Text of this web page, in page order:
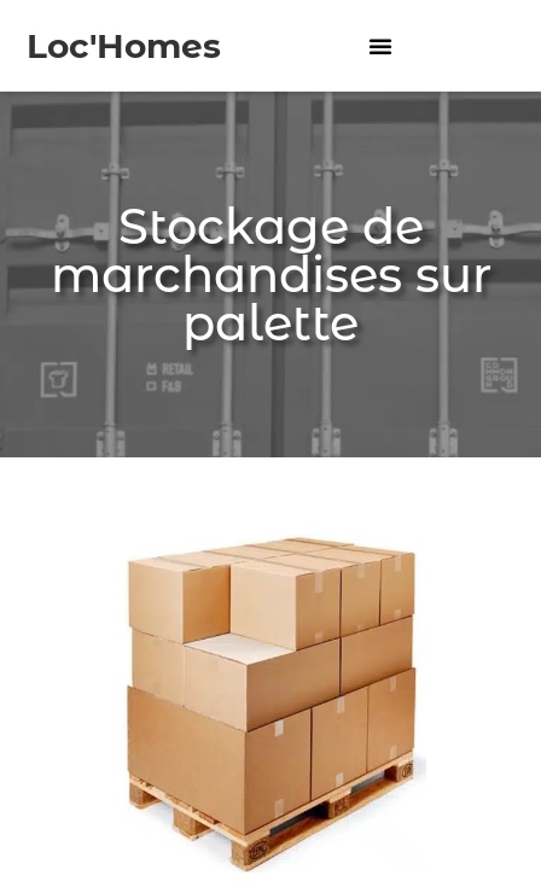
Loc'Homes
Stockage de
marchandises sur
palette